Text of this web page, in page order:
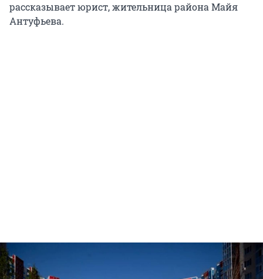
рассказывает юрист, жительница района Майя
Антуфьева.